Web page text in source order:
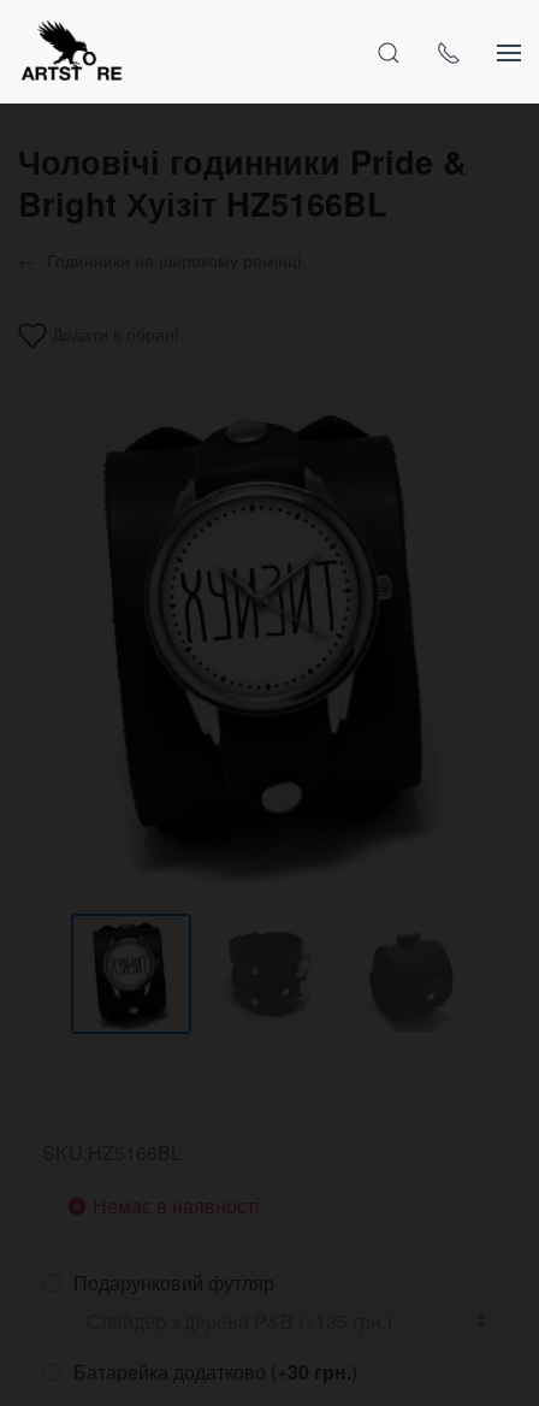
Чоловічі годинники Pride &
Bright Хуізіт HZ5166BL
Немає в наявності
Подарунковий футляр
Батарейка додатково (+30 грн.)